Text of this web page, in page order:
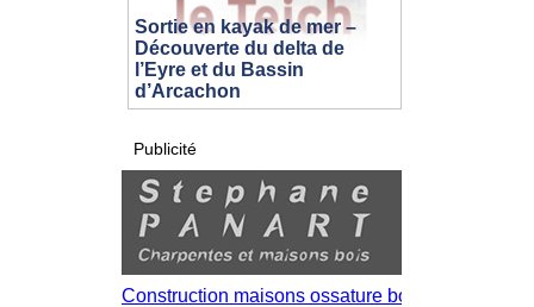
Sortie en kayak de mer –
Découverte du delta de
l’Eyre et du Bassin
d’Arcachon
Publicité